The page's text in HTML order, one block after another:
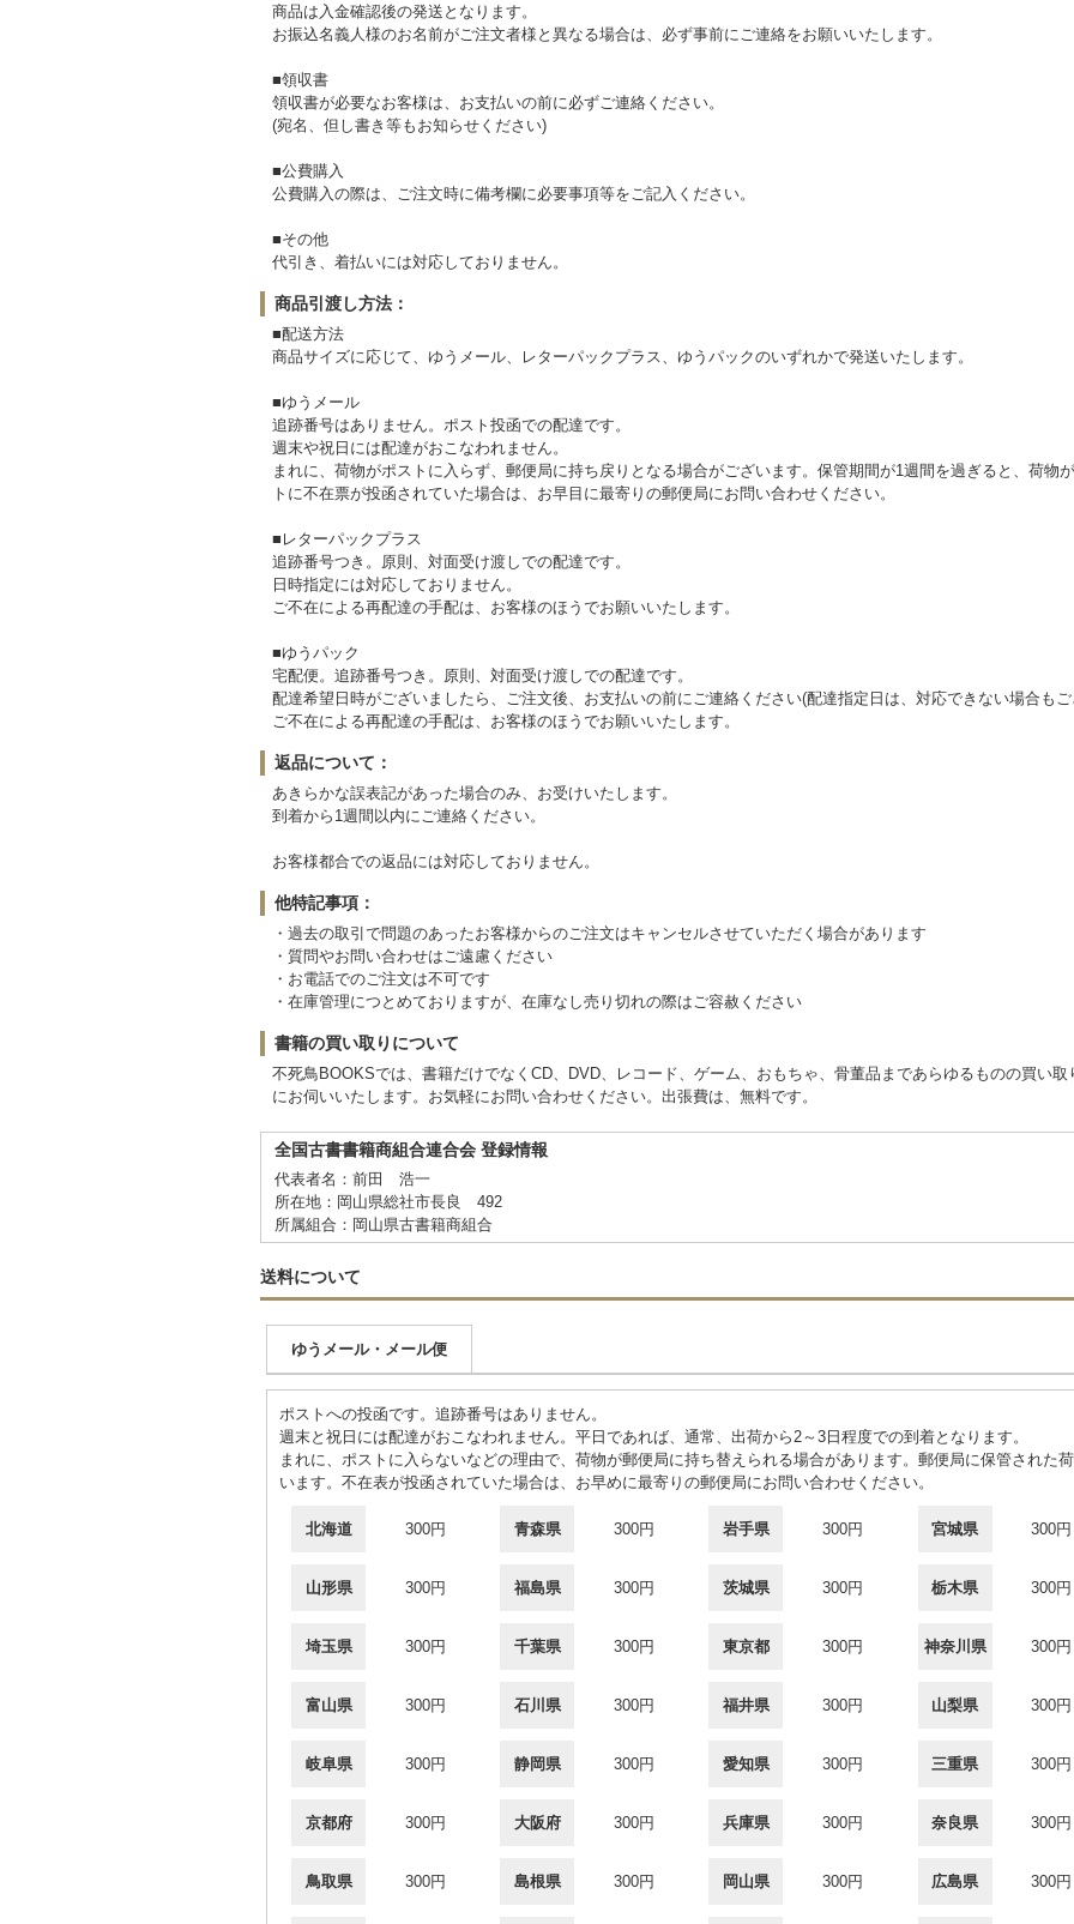
商品は入金確認後の発送となります。
お振込名義人様のお名前がご注文者様と異なる場合は、必ず事前にご連絡をお願いいたします。
■領収書
領収書が必要なお客様は、お支払いの前に必ずご連絡ください。
(宛名、但し書き等もお知らせください)
■公費購入
公費購入の際は、ご注文時に備考欄に必要事項等をご記入ください。
■その他
代引き、着払いには対応しておりません。
商品引渡し方法：
■配送方法
商品サイズに応じて、ゆうメール、レターパックプラス、ゆうパックのいずれかで発送いたします。
■ゆうメール
追跡番号はありません。ポスト投函での配達です。
週末や祝日には配達がおこなわれません。
まれに、荷物がポストに入らず、郵便局に持ち戻りとなる場合がございます。保管期間が1週間を過ぎると、荷物
トに不在票が投函されていた場合は、お早目に最寄りの郵便局にお問い合わせください。
■レターパックプラス
追跡番号つき。原則、対面受け渡しでの配達です。
日時指定には対応しておりません。
ご不在による再配達の手配は、お客様のほうでお願いいたします。
■ゆうパック
宅配便。追跡番号つき。原則、対面受け渡しでの配達です。
配達希望日時がございましたら、ご注文後、お支払いの前にご連絡ください(配達指定日は、対応できない場合もご
ご不在による再配達の手配は、お客様のほうでお願いいたします。
返品について：
あきらかな誤表記があった場合のみ、お受けいたします。
到着から1週間以内にご連絡ください。
お客様都合での返品には対応しておりません。
他特記事項：
・過去の取引で問題のあったお客様からのご注文はキャンセルさせていただく場合があります
・質問やお問い合わせはご遠慮ください
・お電話でのご注文は不可です
・在庫管理につとめておりますが、在庫なし売り切れの際はご容赦ください
書籍の買い取りについて
不死鳥BOOKSでは、書籍だけでなくCD、DVD、レコード、ゲーム、おもちゃ、骨董品まであらゆるものの買い
にお伺いいたします。お気軽にお問い合わせください。出張費は、無料です。
全国古書書籍商組合連合会 登録情報
代表者名：前田 浩一
所在地：岡山県総社市長良 492
所属組合：岡山県古書籍商組合
送料について
ゆうメール・メール便
ポストへの投函です。追跡番号はありません。
週末と祝日には配達がおこなわれません。平日であれば、通常、出荷から2～3日程度での到着となります。
まれに、ポストに入らないなどの理由で、荷物が郵便局に持ち替えられる場合があります。郵便局に保管された
います。不在表が投函されていた場合は、お早めに最寄りの郵便局にお問い合わせください。
北海道 300円 青森県 300円 岩手県 300円 宮城県 300円
山形県 300円 福島県 300円 茨城県 300円 栃木県 300円
埼玉県 300円 千葉県 300円 東京都 300円 神奈川県 300円
富山県 300円 石川県 300円 福井県 300円 山梨県 300円
岐阜県 300円 静岡県 300円 愛知県 300円 三重県 300円
京都府 300円 大阪府 300円 兵庫県 300円 奈良県 300円
鳥取県 300円 島根県 300円 岡山県 300円 広島県 300円